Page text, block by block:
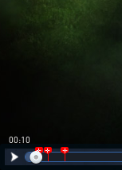
00:11